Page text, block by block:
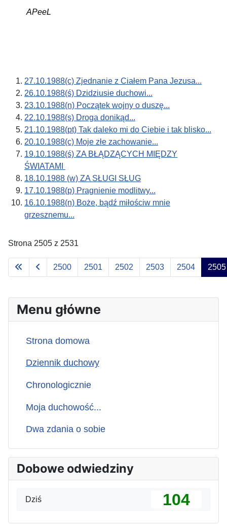
APeeL
27.10.1988(c) Zjednanie z Ciałem Pana Jezusa...
26.10.1988(ś) Dzidziusie duchowi...
23.10.1988(n) Początek wojny o duszę...
22.10.1988(s) Droga donikąd...
21.10.1988(pt) Tak daleko mi do Ciebie i tak blisko...
20.10.1988(c) Moje złe zachowanie...
19.10.1988(ś) ZA BŁĄDZĄCYCH MIĘDZY
ŚWIATAMI
18.10.1988 (w) ZA SŁUGI SŁUG
17.10.1988(p) Pragnienie modlitwy...
16.10.1988(n) Boże, bądź miłościw mnie
grzesznemu...
Strona 2505 z 2531
2500 2501 2502 2503 2504 2505
Menu główne
Strona domowa
Dziennik duchowy
Chronologicznie
Moja duchowość...
Dwa zdania o sobie
Dobowe odwiedziny
Dziś 104